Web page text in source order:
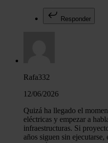
Responder
Rafa332
12/06/2026
Quizá ha llegado el
eléctricas y empezar a
infraestructuras. Si
años siguen sin